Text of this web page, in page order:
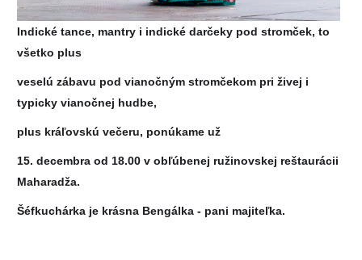
Indické tance, mantry i indické darčeky pod stromček, to
všetko plus
veselú zábavu pod vianočným stromčekom pri živej i
typicky vianočnej hudbe,
plus kráľovskú večeru, ponúkame už
15. decembra od 18.00 v obľúbenej ružinovskej reštaurácii
Maharadža.
Šéfkuchárka je krásna Bengálka - pani majiteľka.